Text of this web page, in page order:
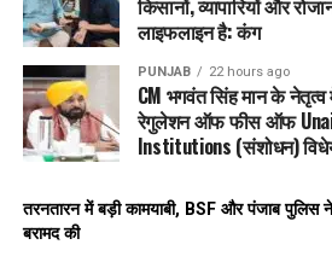
किसानों, व्यापारियों और
लाइफलाइन है: कंग
PUNJAB 22 hours ago
CM भगवंत सिंह मान के नेतृत्व
रेगुलेशन ऑफ फीस ऑफ
Institutions (संशोधन)
तरनतारन में बड़ी कामयाबी, BSF और पंजाब पुलिस
बरामद की